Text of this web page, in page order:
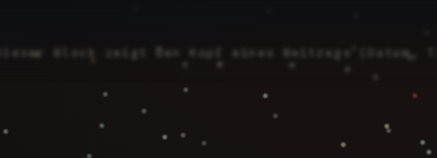
Dieser Block zeigt den Kopf eines Beitrags